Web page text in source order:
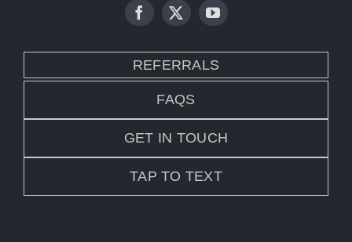
REFERRALS
FAQS
GET IN TOUCH
TAP TO TEXT